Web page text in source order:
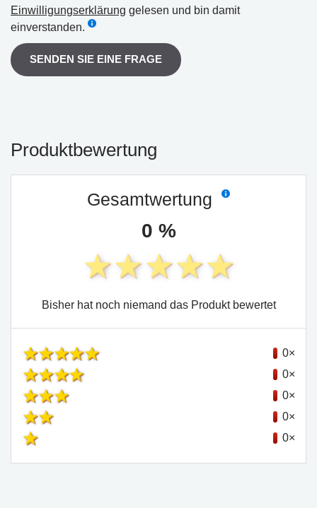
Einwilligungserklärung gelesen und bin damit
einverstanden.
SENDEN SIE EINE FRAGE
Produktbewertung
Gesamtwertung
0 %
Bisher hat noch niemand das Produkt bewertet
0×
0×
0×
0×
0×